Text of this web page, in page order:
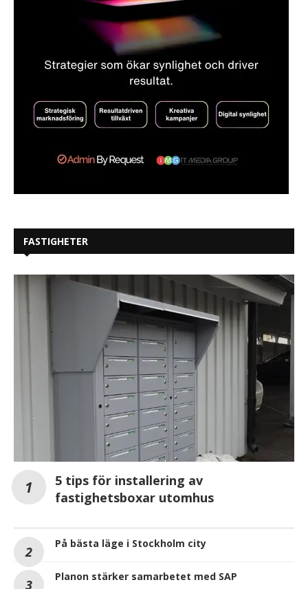
FASTIGHETER
5 tips för installering av
fastighetsboxar utomhus
På bästa läge i Stockholm city
Planon stärker samarbetet med SAP